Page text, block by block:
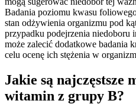
Badania poziomu kwasu
stan odżywienia organizmu pod
przypadku podejrzenia
może zalecić dodatkowe badania
celu ocenę ich stężenia w
Jakie są najczęstsze
witamin z grupy B?